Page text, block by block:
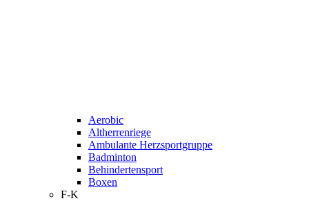
Aerobic
Altherrenriege
Ambulante Herzsportgruppe
Badminton
Behindertensport
Boxen
F-K